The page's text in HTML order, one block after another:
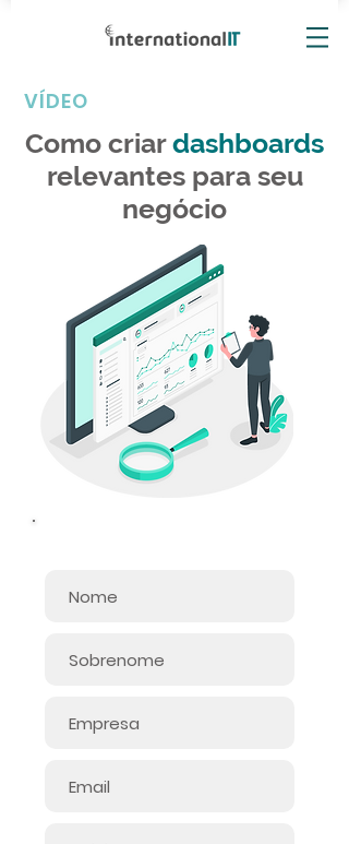
VÍDEO
Como criardashboards
relevantes para seu
negócio